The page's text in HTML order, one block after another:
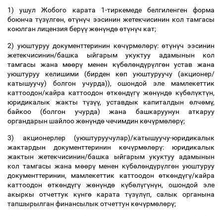
1) ушул Жобого карата 1-тиркемеде белгиленген форма
боюнча түзүлгөн,өтүнүч ээсинин жетекчисинин кол тамгасы
коюлган лицензия берүүжөнүндөөтүнүч кат;
2) уюштуруу документтеринин көчүрмөлөрү:өтүнүч ээсинин
жетекчисинин/башка ыйгарым укуктуу адамынын кол
тамгасы жана мөөрү менен күбөлөндүрүлгөн устав жана
уюштуруу келишими (бирден көп уюштуруучу (акционер/
катышуучу) болгон учурда)), ошондой эле мамлекеттик
каттоодон/кайра каттоодон өткөндүгү жөнүндө күбөлүктүн,
юридикалык жакты түзүү, уставдык капиталдынөлчөмү,
байкоо (болгон учурда) жана башкаруунун аткаруу
органдарын шайлоо жөнүндөчечимдин көчүрмөлөрү;
3) акционерлер (уюштуруучулар)/катышуучу-юридикалык
жактардын документтеринин көчүрмөлөрү: юридикалык
жактын жетекчисинин/башка ыйгарым укуктуу адамынын
кол тамгасы жана мөөрүменен күбөлөндүрүлгөн уюштуруу
документтеринин, мамлекеттик каттоодон өткөндүгү/кайра
каттоодонөткөндүгү жөнүндө күбөлүгүнүн, ошондой эле
акыркы отчеттук күнгө карата түзүлүп, салык органына
тапшырылган финансылык отчеттун көчүрмөлөрү;